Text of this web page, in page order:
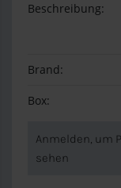
Beschreibung:
Brand:
Box:
Anmelden, um
sehen